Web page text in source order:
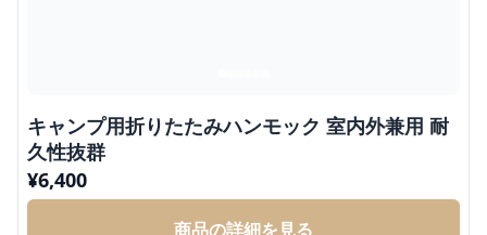
キャンプ用折りたたみハンモック 室内外兼用 耐
久性抜群
¥6,400
商品の詳細を見る